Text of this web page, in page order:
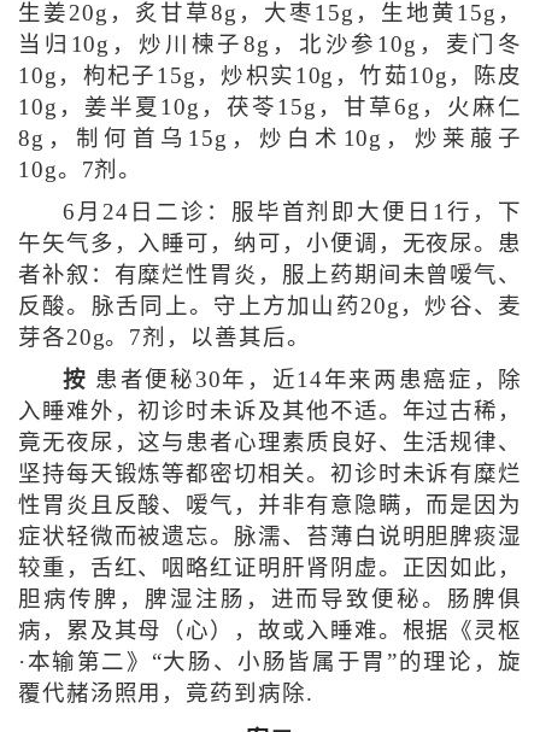
生姜20g，炙甘草8g，大枣15g，生地黄15g，
当归10g，炒川楝子8g，北沙参10g，麦门冬
10g，枸杞子15g，炒枳实10g，竹茹10g，陈皮
10g，姜半夏10g，茯苓15g，甘草6g，火麻仁
8g，制何首乌15g，炒白术10g，炒莱菔子
10g。7剂。
6月24日二诊：服毕首剂即大便日1行，下
午矢气多，入睡可，纳可，小便调，无夜尿。患
者补叙：有糜烂性胃炎，服上药期间未曾嗳气、
反酸。脉舌同上。守上方加山药20g，炒谷、麦
芽各20g。7剂，以善其后。
按 患者便秘30年，近14年来两患癌症，除
入睡难外，初诊时未诉及其他不适。年过古稀，
竟无夜尿，这与患者心理素质良好、生活规律、
坚持每天锻炼等都密切相关。初诊时未诉有糜烂
性胃炎且反酸、嗳气，并非有意隐瞒，而是因为
症状轻微而被遗忘。脉濡、苔薄白说明胆脾痰湿
较重，舌红、咽略红证明肝肾阴虚。正因如此，
胆病传脾，脾湿注肠，进而导致便秘。肠脾俱
病，累及其母（心），故或入睡难。根据《灵枢
·本输第二》“大肠、小肠皆属于胃”的理论，旋
覆代赭汤照用，竟药到病除.